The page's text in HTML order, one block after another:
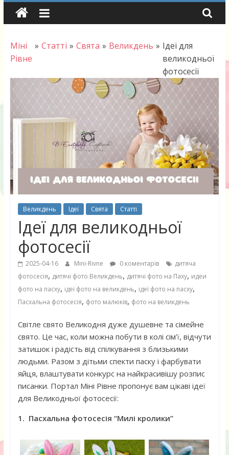
Skip
Міні
Рівне
» Статті » Свята » Великдень » Ідеї для
великодньої
фотосесії
Великдень Ідеї Свята Статті
Ідеї для великодньої
фотосесії
2025-04-16 Mini-Rivne 0 коментарів
дитяча
фотосесія, дитячі фото Великдень, дитячі фото на Паху, идеи
фото на пасху, ідеї фото на великдень, ідеї фото на пасху,
Пасхальна фотосесія, фото малюків, фото на великдень
Світле свято Великодня дуже душевне та сімейне
свято. Це час, коли можна побути в колі сім’ї, відчути
затишок і радість від спілкування з близькими
людьми. Разом з дітьми спекти паску і фарбувати
яйця, влаштувати конкурс на найкрасивішу розпис
писанки. Портал Міні Рівне пропонує вам цікаві ідеї
для Великодньої фотосесії:
1. Пасхальна фотосесія “Милі кролики”